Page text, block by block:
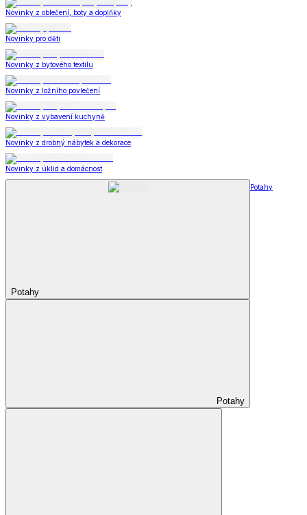
Novinky z oblečení, boty a doplňky
Novinky pro děti
Novinky z bytového textilu
Novinky z ložního povlečení
Novinky z vybavení kuchyně
Novinky z drobný nábytek a dekorace
Novinky z úklid a domácnost
Potahy
Potahy
Potahy